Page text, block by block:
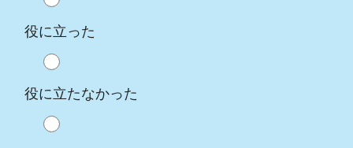
役に立った
役に立たなかった